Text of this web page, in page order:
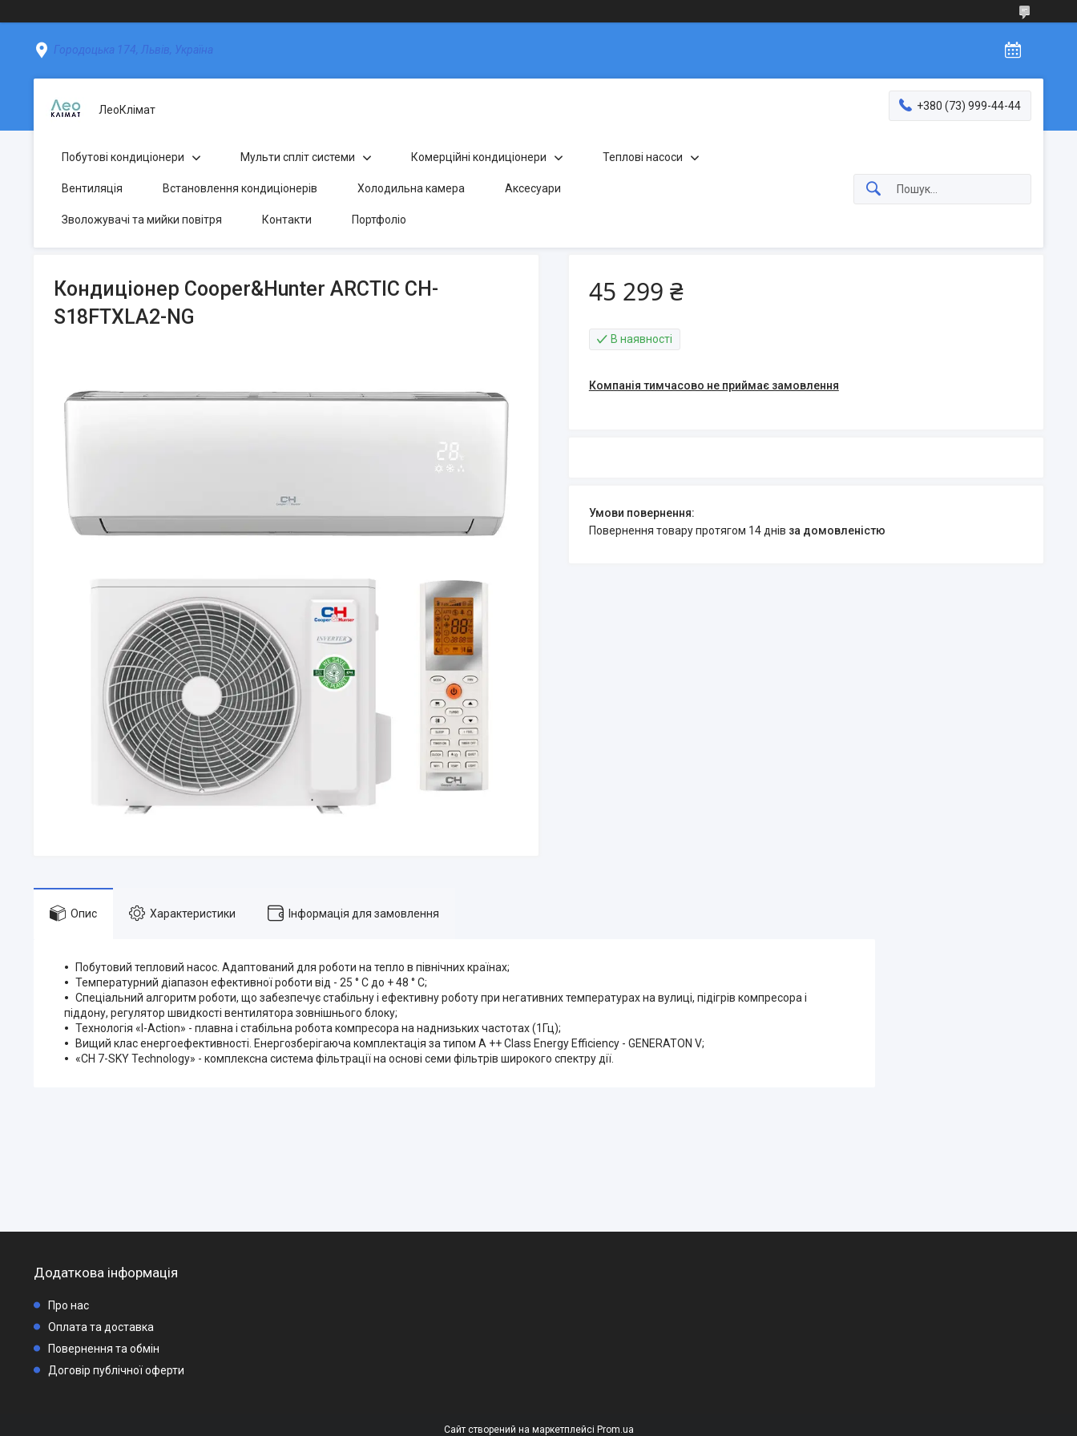
Городоцька 174, Львів, Україна
ЛеоКлімат +380 (73) 999-44-44
Побутові кондиціонери Мульти спліт системи Комерційні кондиціонери Теплові насоси
Вентиляція Встановлення кондиціонерів Холодильна камера Аксесуари
Зволожувачі та мийки повітря Контакти Портфоліо
Кондиціонер Cooper&Hunter ARCTIC CH-
S18FTXLA2-NG
45 299 ₴
В наявності
Компанія тимчасово не приймає замовлення
повернення товару протягом 14 днів за домовленістю
Опис Характеристики Інформація для замовлення
Побутовий тепловий насос. Адаптований для роботи на тепло в північних країнах;
Температурний діапазон ефективної роботи від - 25 ° С до + 48 ° С;
Спеціальний алгоритм роботи, що забезпечує стабільну і ефективну роботу при негативних температурах на вулиці, підігрів компресора і
піддону, регулятор швидкості вентилятора зовнішнього блоку;
Технологія «I-Action» - плавна і стабільна робота компресора на наднизьких частотах (1Гц);
Вищий клас енергоефективності. Енергозберігаюча комплектація за типом А ++ Class Energy Efficiency - GENERATON V;
«CH 7-SKY Technology» - комплексна система фільтрації на основі семи фільтрів широкого спектру дії.
Додаткова інформація
Про нас
Оплата та доставка
Повернення та обмін
Договір публічної оферти
Сайт створений на маркетплейсі Prom.ua